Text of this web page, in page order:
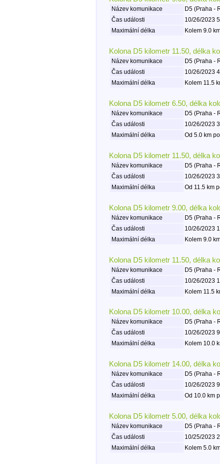
Název komunikace
D5 (Praha -
Čas události
10/26/2023
Maximální délka
Kolem 9.0
Kolona D5 kilometr 11.50, délka
Název komunikace
D5 (Praha -
Čas události
10/26/2023
Maximální délka
Kolem 11.5
Kolona D5 kilometr 6.50, délka
Název komunikace
D5 (Praha -
Čas události
10/26/2023
Maximální délka
Od 5.0 km
Kolona D5 kilometr 11.50, délka
Název komunikace
D5 (Praha -
Čas události
10/26/2023
Maximální délka
Od 11.5 km
Kolona D5 kilometr 9.00, délka
Název komunikace
D5 (Praha -
Čas události
10/26/2023
Maximální délka
Kolem 9.0
Kolona D5 kilometr 11.50, délka
Název komunikace
D5 (Praha -
Čas události
10/26/2023
Maximální délka
Kolem 11.5
Kolona D5 kilometr 10.00, délka
Název komunikace
D5 (Praha -
Čas události
10/26/2023
Maximální délka
Kolem 10.0
Kolona D5 kilometr 14.00, délka
Název komunikace
D5 (Praha -
Čas události
10/26/2023
Maximální délka
Od 10.0 km
Kolona D5 kilometr 5.00, délka
Název komunikace
D5 (Praha -
Čas události
10/25/2023
Maximální délka
Kolem 5.0